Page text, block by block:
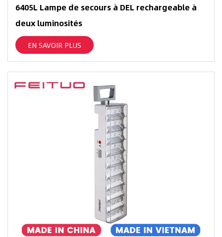
6405L Lampe de secours à DEL rechargeable à
deux luminosités
EN SAVOIR PLUS